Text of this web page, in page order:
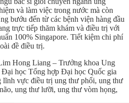
và làm việc trong nước mà còn
bướu đến từ các bệnh viện hàng đầu
trực tiếp thăm khám và điều trị với
100% Singapore. Tiết kiệm chi phí
đề điều trị.
Hong Liang – Trưởng khoa Ung
học Tổng hợp Đại học Quốc gia
lĩnh vực điều trị ung thư phổi, ung thư
ung thư lưỡi, ung thư vòm họng,